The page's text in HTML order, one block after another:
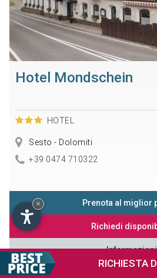
RICHIESTA
Hotel Mondschein
HOTEL
Sesto - Dolomiti
+39 0474 710322
Prenota al miglior
Richiedi
Informazioni
×